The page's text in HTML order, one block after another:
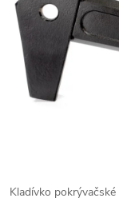
Kladívko pokrývačské